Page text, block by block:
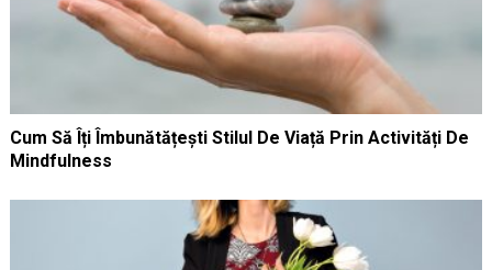
Cum Să Îți Îmbunătățești Stilul De Viață Prin Activități De
Mindfulness